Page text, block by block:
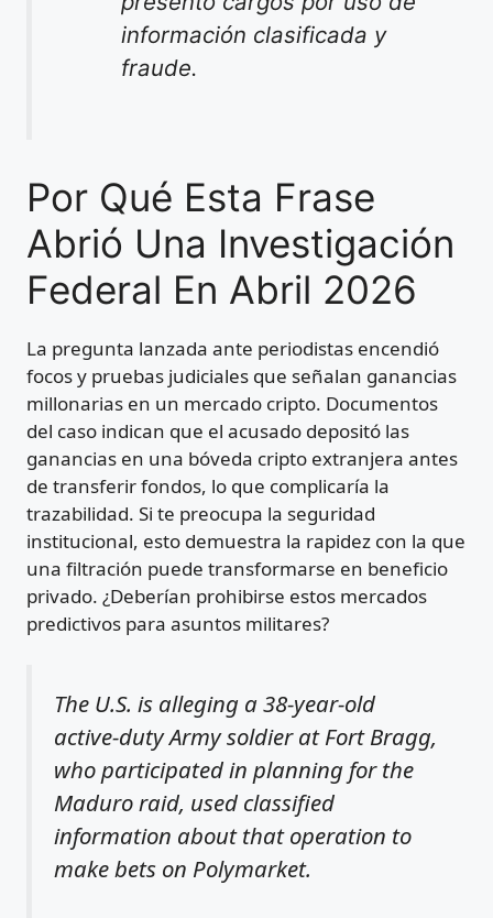
información clasificada y
fraude.
Por Qué Esta Frase
Abrió Una Investigación
Federal En Abril 2026
La pregunta lanzada ante periodistas encendió
focos y pruebas judiciales que señalan ganancias
millonarias en un mercado cripto. Documentos
del caso indican que el acusado depositó las
ganancias en una bóveda cripto extranjera antes
de transferir fondos, lo que complicaría la
trazabilidad. Si te preocupa la seguridad
institucional, esto demuestra la rapidez con la que
una filtración puede transformarse en beneficio
privado. ¿Deberían prohibirse estos mercados
predictivos para asuntos militares?
The U.S. is alleging a 38-year-old
active-duty Army soldier at Fort Bragg,
who participated in planning for the
Maduro raid, used classified
information about that operation to
make bets on Polymarket.